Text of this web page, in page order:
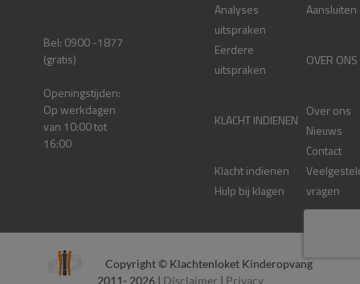
Bel: 0900 -1877
(gratis)
Openingstijden:
Op werkdagen
van 10:00 tot
16:00
Analyses
uitspraken
Eerdere
uitspraken
KLACHT INDIENEN
Klacht indienen
Hulp bij klagen
Aansluiten
OVER ONS
Over ons
Nieuws
Contact
vragen
Copyright © Klachtenloket Kinderopvang
2011- 2026 | Disclaimer | Privacy